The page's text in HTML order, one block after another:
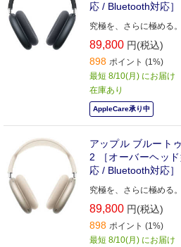
応 / Bluetooth対応
究極を、さらに極める。
89,800 円(税込)
898 ポイント (1%)
最短 8/10(月) にお届け
在庫あり
AppleCare承り中
アップル ブルート
2 ［オーバーヘッ
応 / Bluetooth対応
究極を、さらに極める。
89,800 円(税込)
898 ポイント (1%)
最短 8/10(月) にお届け